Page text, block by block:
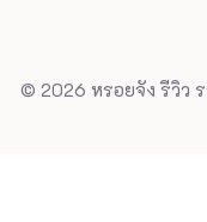
© 2026 หรอยจัง รีวิว